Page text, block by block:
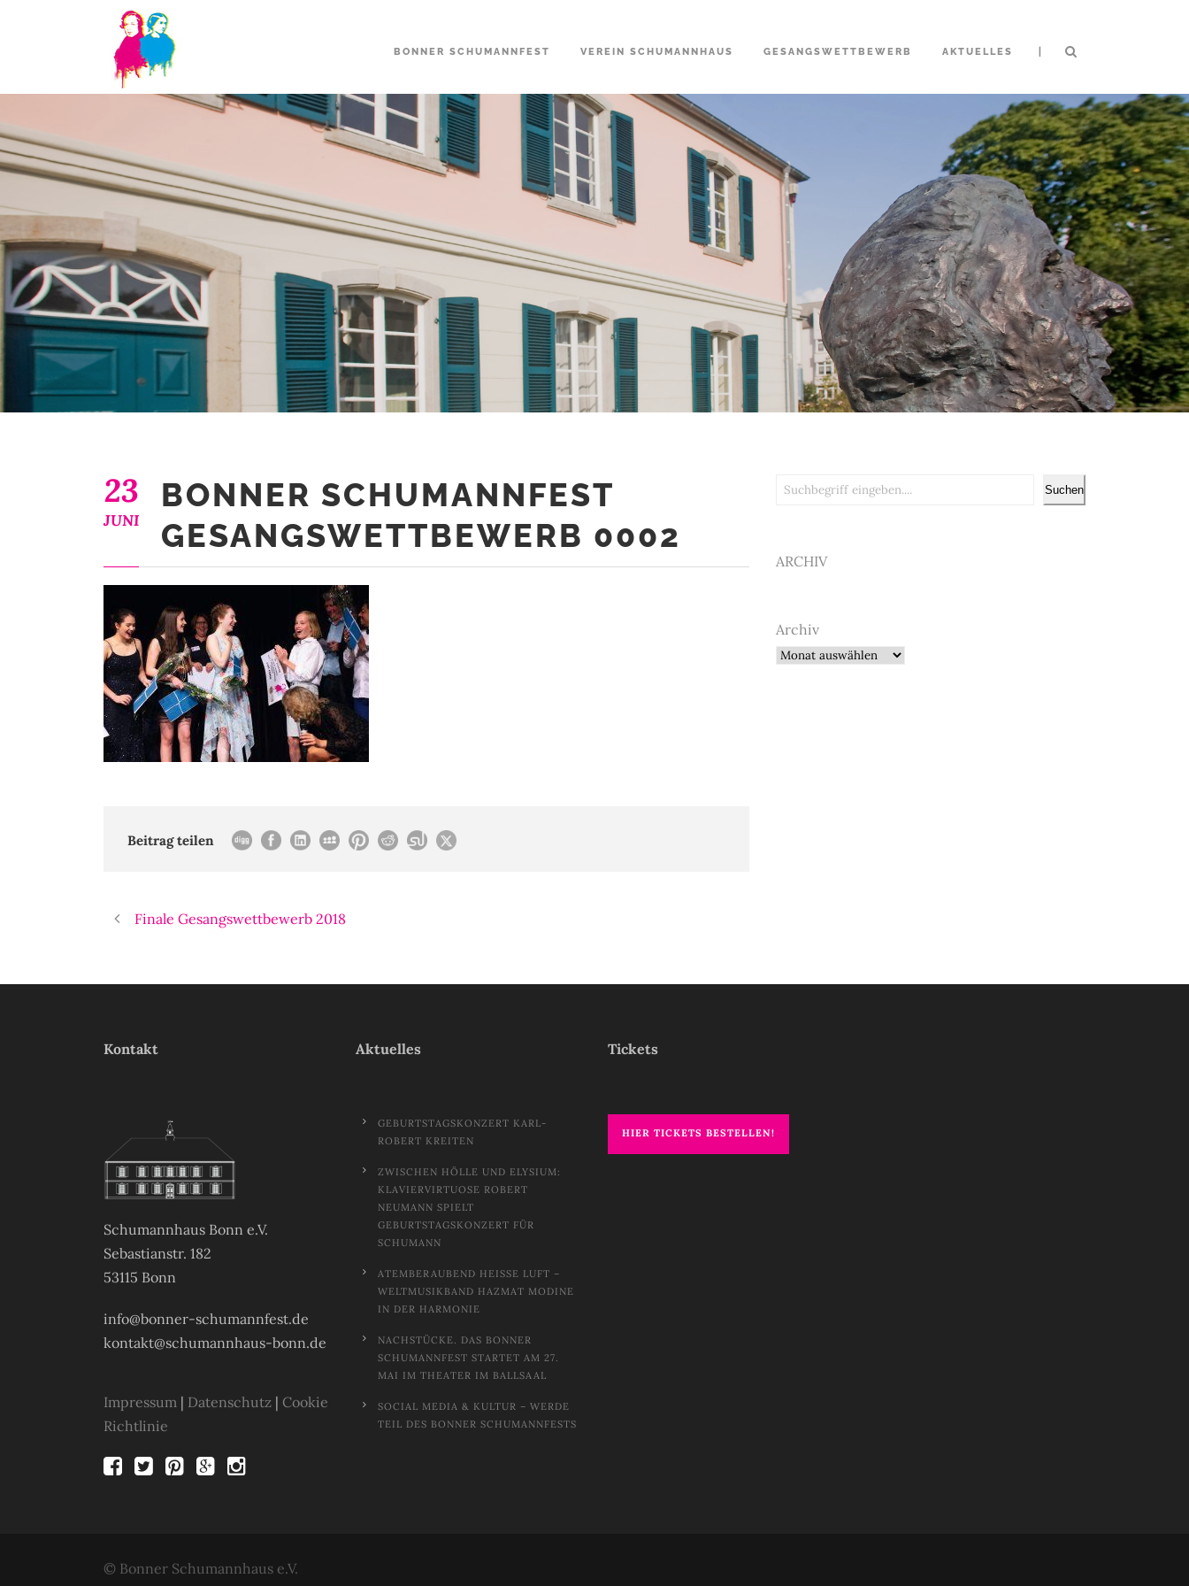
BONNER SCHUMANNFEST VEREIN SCHUMANNHAUS GESANGSWETTBEWERB AKTUELLES |
23
JUNI
BONNER SCHUMANNFEST
GESANGSWETTBEWERB 0002
Beitrag teilen
Finale Gesangswettbewerb 2018
Suchen Suchen
ARCHIV
Archiv
Kontakt
Schumannhaus Bonn e.V.
Sebastianstr. 182
53115 Bonn
info@bonner-schumannfest.de
kontakt@schumannhaus-bonn.de
Impressum | Datenschutz | Cookie
Richtlinie
Aktuelles
GEBURTSTAGSKONZERT KARL-
ROBERT KREITEN
ZWISCHEN HÖLLE UND ELYSIUM:
KLAVIERVIRTUOSE ROBERT
NEUMANN SPIELT
GEBURTSTAGSKONZERT FÜR
SCHUMANN
ATEMBERAUBEND HEISSE LUFT – W
ELTMUSIKBAND HAZMAT MODINE I
N DER HARMONIE
NACHSTÜCKE. DAS BONNER
SCHUMANNFEST STARTET AM 27.
MAI IM THEATER IM BALLSAAL
SOCIAL MEDIA & KULTUR – WERDE
TEIL DES BONNER SCHUMANNFESTS
Tickets
HIER TICKETS BESTELLEN!
© Bonner Schumannhaus e.V.